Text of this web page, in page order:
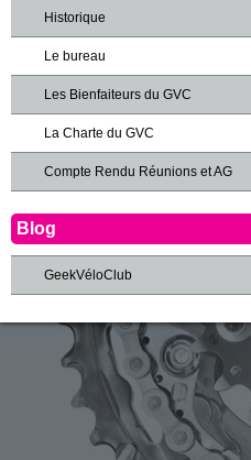
Historique
Le bureau
Les Bienfaiteurs du GVC
La Charte du GVC
Compte Rendu Réunions et AG
Blog
GeekVéloClub